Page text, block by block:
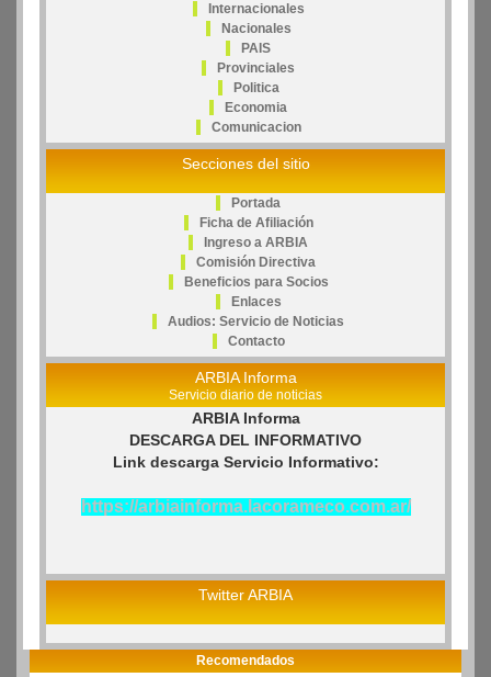
Internacionales
Nacionales
PAIS
Provinciales
Politica
Economia
Comunicacion
Secciones del sitio
Portada
Ficha de Afiliación
Ingreso a ARBIA
Comisión Directiva
Beneficios para Socios
Enlaces
Audios: Servicio de Noticias
Contacto
ARBIA Informa
Servicio diario de noticias
ARBIA Informa
DESCARGA DEL INFORMATIVO
Link descarga Servicio Informativo:
https://arbiainforma.lacorameco.com.ar/
Twitter ARBIA
Recomendados